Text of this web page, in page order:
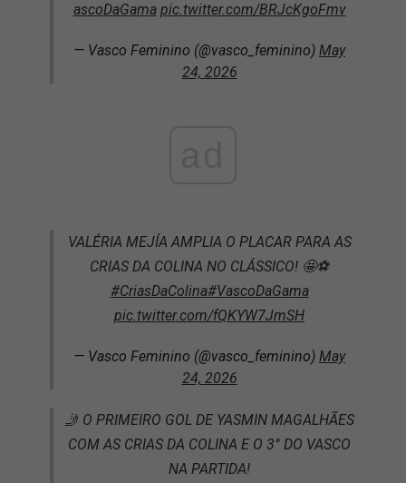
ascoDaGama pic.twitter.com/BRJcKgoFmv
— Vasco Feminino (@vasco_feminino) May
24, 2026
VALÉRIA MEJÍA AMPLIA O PLACAR PARA AS
CRIAS DA COLINA NO CLÁSSICO! 🤩⚽️
#CriasDaColina#VascoDaGama
pic.twitter.com/fQKYW7JmSH
— Vasco Feminino (@vasco_feminino) May
24, 2026
🤳 O PRIMEIRO GOL DE YASMIN MAGALHÃES
COM AS CRIAS DA COLINA E O 3° DO VASCO
NA PARTIDA!